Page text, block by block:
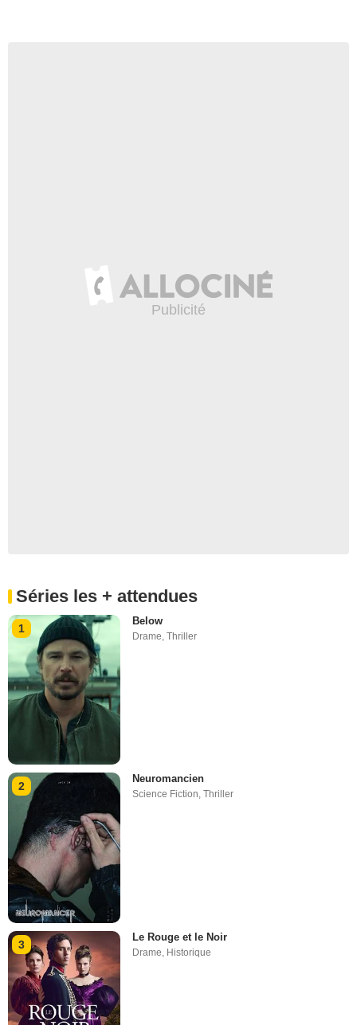
Séries les + attendues
1
Below
Drame,Thriller
2
Neuromancien
Science Fiction,Thriller
3
Le Rouge et le Noir
Drame Historique